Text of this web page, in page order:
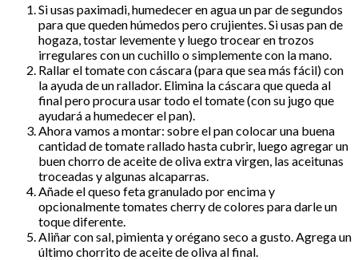
Si usas paximadi, humedecer en agua un par de segundos
para que queden húmedos pero crujientes. Si usas pan de
hogaza, tostar levemente y luego trocear en trozos
irregulares con un cuchillo o simplemente con la mano.
Rallar el tomate con cáscara (para que sea más fácil) con
la ayuda de un rallador. Elimina la cáscara que queda al
final pero procura usar todo el tomate (con su jugo que
ayudará a humedecer el pan).
Ahora vamos a montar: sobre el pan colocar una buena
cantidad de tomate rallado hasta cubrir, luego agregar un
buen chorro de aceite de oliva extra virgen, las aceitunas
troceadas y algunas alcaparras.
Añade el queso feta granulado por encima y
opcionalmente tomates cherry de colores para darle un
toque diferente.
Aliñar con sal, pimienta y orégano seco a gusto. Agrega un
último chorrito de aceite de oliva al final.